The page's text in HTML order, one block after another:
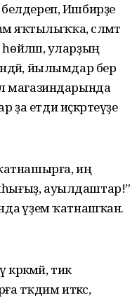
белдереп, Ишбирҙе
яҡтылыҡҡа, сәләмәт
уларҙың
йылымдар бер
магазиндарында
етди иҫкәртеүҙе
иң
ауылдаштар!”
әүҙем ҡатнашҡан.
тик
тәҡдим иткәс,